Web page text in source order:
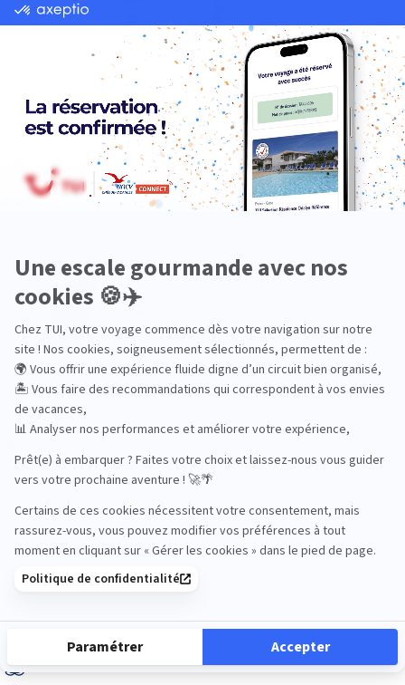
Océanie
Nos thématiques
Adult only